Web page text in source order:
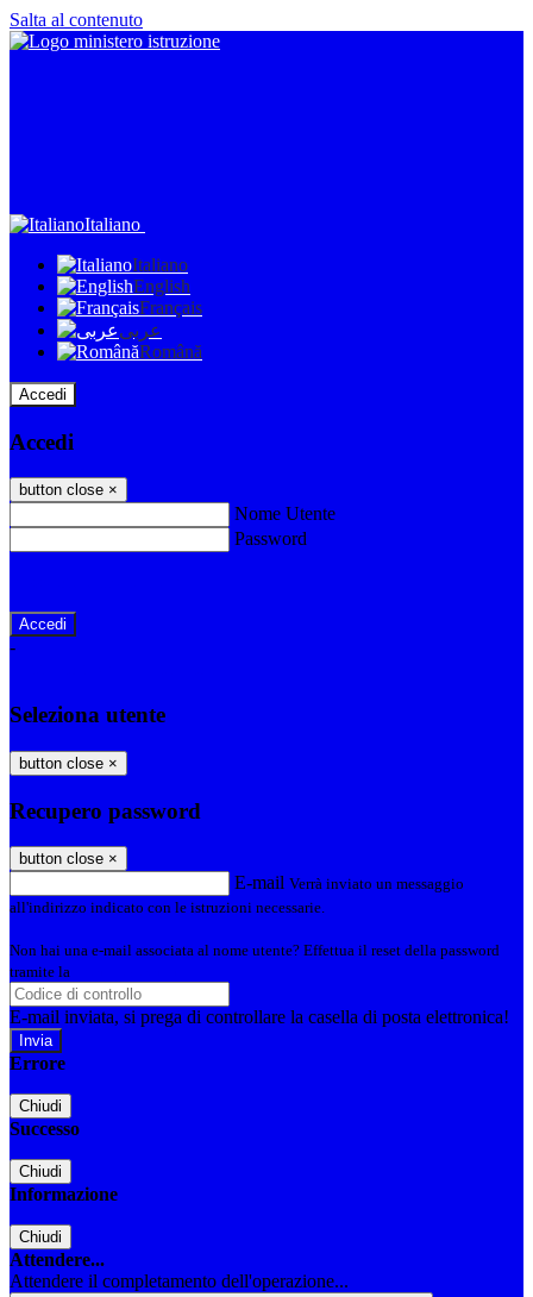
Salta al contenuto
Italiano
Italiano
English
Français
عربى
Română
Accedi
Accedi
button close ×
Nome Utente
Password
-
Seleziona utente
button close ×
Recupero password
button close ×
E-mail Verrà inviato un messaggio
all'indirizzo indicato con le istruzioni necessarie.
Non hai una e-mail associata al nome utente? Effettua il reset della password
tramite la
E-mail inviata, si prega di controllare la casella di posta elettronica!
Errore
Chiudi
Successo
Chiudi
Informazione
Chiudi
Attendere...
Attendere il completamento dell'operazione...